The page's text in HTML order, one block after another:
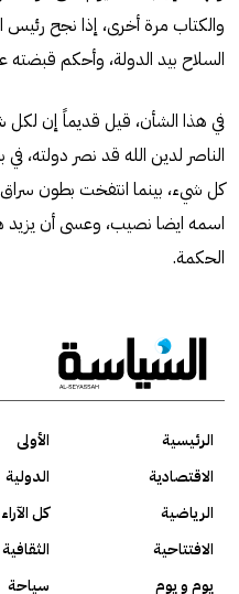
والكتاب مرة أخرى، إذا نجح رئيس
السلاح بيد الدولة، وأحكم
في هذا الشأن، قيل قديماً إن
الناصر لدين الله قد نصر دولته،
كل شيء، بينما انتفخت بطون سراق
اسمه ايضا نصيب، وعسى أن يزيد
الحكمة.
الرئيسية الأولى
الاقتصادية
الدولية
الرياضية
كل الآراء
الافتتاحية
الثقافية
يوم و يوم
سياحة